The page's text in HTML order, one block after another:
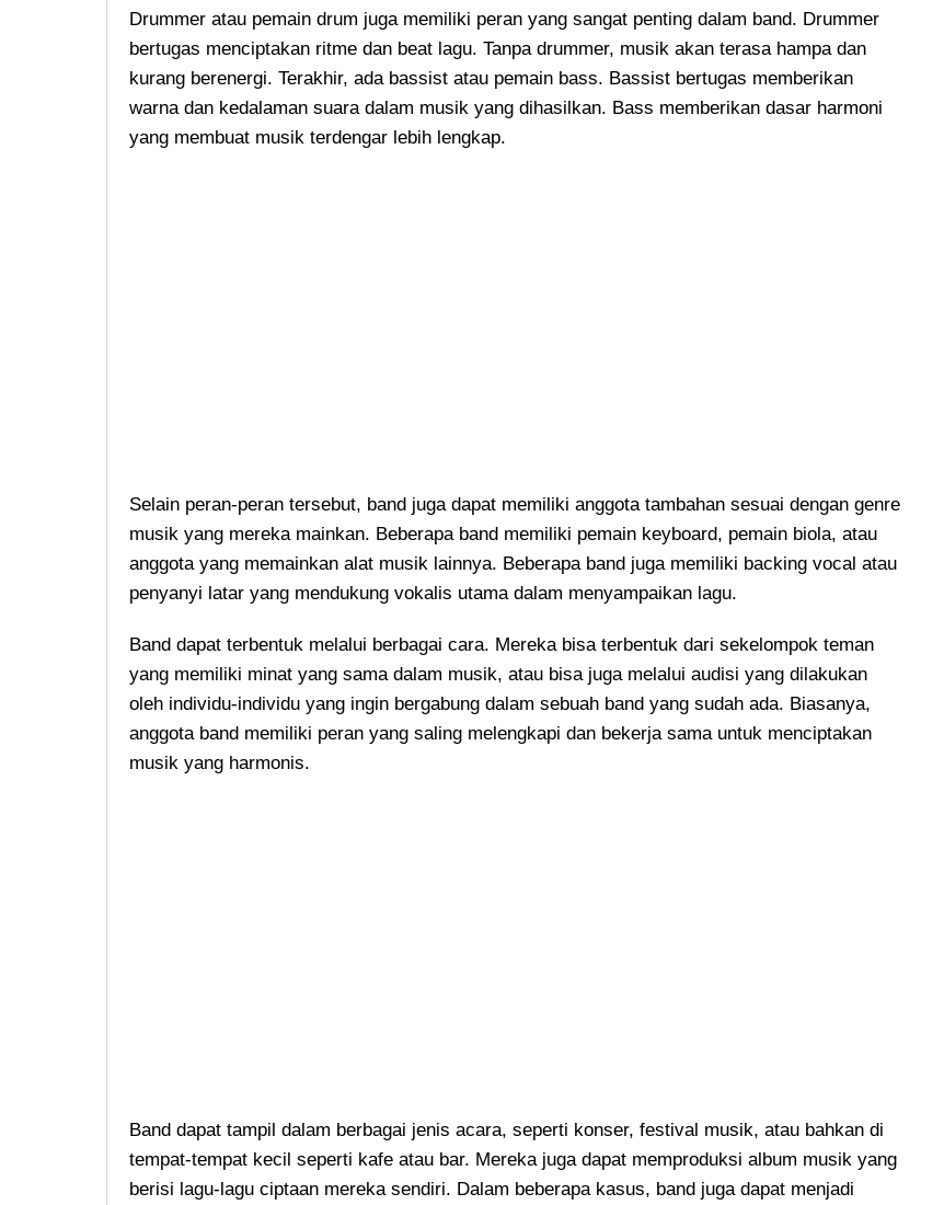
Drummer atau pemain drum juga memiliki peran yang sangat penting dalam band. Drummer
bertugas menciptakan ritme dan beat lagu. Tanpa drummer, musik akan terasa hampa dan
kurang berenergi. Terakhir, ada bassist atau pemain bass. Bassist bertugas memberikan
warna dan kedalaman suara dalam musik yang dihasilkan. Bass memberikan dasar harmoni
yang membuat musik terdengar lebih lengkap.
Selain peran-peran tersebut, band juga dapat memiliki anggota tambahan sesuai dengan genre
musik yang mereka mainkan. Beberapa band memiliki pemain keyboard, pemain biola, atau
anggota yang memainkan alat musik lainnya. Beberapa band juga memiliki backing vocal atau
penyanyi latar yang mendukung vokalis utama dalam menyampaikan lagu.
Band dapat terbentuk melalui berbagai cara. Mereka bisa terbentuk dari sekelompok teman
yang memiliki minat yang sama dalam musik, atau bisa juga melalui audisi yang dilakukan
oleh individu-individu yang ingin bergabung dalam sebuah band yang sudah ada. Biasanya,
anggota band memiliki peran yang saling melengkapi dan bekerja sama untuk menciptakan
musik yang harmonis.
Band dapat tampil dalam berbagai jenis acara, seperti konser, festival musik, atau bahkan di
tempat-tempat kecil seperti kafe atau bar. Mereka juga dapat memproduksi album musik yang
berisi lagu-lagu ciptaan mereka sendiri. Dalam beberapa kasus, band juga dapat menjadi